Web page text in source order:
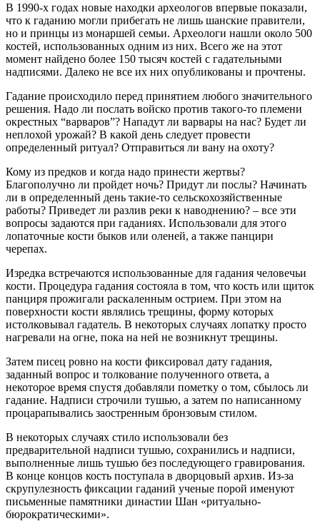
В 1990-х годах новые находки археологов впервые показали,
что к гаданию могли прибегать не лишь шанские правители,
но и принцы из монаршей семьи. Археологи нашли около 500
костей, использованных одним из них. Всего же на этот
момент найдено более 150 тысяч костей с гадательными
надписями. Далеко не все их них опубликованы и прочтены.
Гадание происходило перед принятием любого значительного
решения. Надо ли послать войско против такого-то племени
окрестных “варваров”? Нападут ли варвары на нас? Будет ли
неплохой урожай? В какой день следует провести
определенный ритуал? Отправиться ли вану на охоту?
Кому из предков и когда надо принести жертвы?
Благополучно ли пройдет ночь? Придут ли послы? Начинать
ли в определенный день такие-то сельскохозяйственные
работы? Приведет ли разлив реки к наводнению? – все эти
вопросы задаются при гаданиях. Использовали для этого
лопаточные кости быков или оленей, а также панцири
черепах.
Изредка встречаются использованные для гадания человечьи
кости. Процедура гадания состояла в том, что кость или щиток
панциря прожигали раскаленным острием. При этом на
поверхности кости являлись трещины, форму которых
истолковывал гадатель. В некоторых случаях лопатку просто
нагревали на огне, пока на ней не возникнут трещины.
Затем писец ровно на кости фиксировал дату гадания,
заданный вопрос и толкование полученного ответа, а
некоторое время спустя добавляли пометку о том, сбылось ли
гадание. Надписи строчили тушью, а затем по написанному
процарапывались заостренным бронзовым стилом.
В некоторых случаях стило использовали без
предварительной надписи тушью, сохранились и надписи,
выполненные лишь тушью без последующего гравирования.
В конце концов кость поступала в дворцовый архив. Из-за
скрупулезность фиксации гаданий ученые порой именуют
письменные памятники династии Шан «ритуально-
бюрократическими».